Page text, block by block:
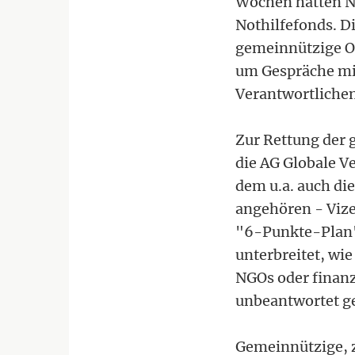
Nothilfefonds.
gemeinnützige
um Gespräche
Zur Rettung der
die AG Globale
dem u.a. auch
angehören -
"6-Punkte-
unterbreitet,
NGOs oder
unbeantwortet
Gemeinnützige,